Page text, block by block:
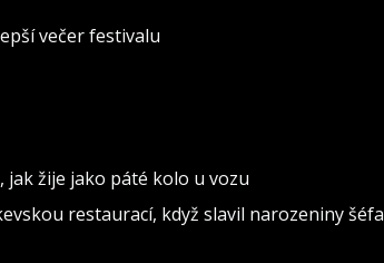
večer festivalu
jak žije jako páté kolo u vozu
restaurací, když slavil narozeniny šéfa